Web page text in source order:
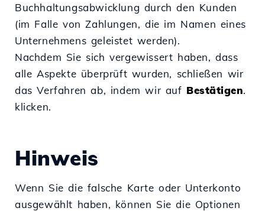
Buchhaltungsabwicklung durch den Kunden
(im Falle von Zahlungen, die im Namen eines
Unternehmens geleistet werden).
Nachdem Sie sich vergewissert haben, dass
alle Aspekte überprüft wurden, schließen wir
das Verfahren ab, indem wir auf Bestätigen.
klicken.
Hinweis
Wenn Sie die falsche Karte oder Unterkonto
ausgewählt haben, können Sie die Optionen